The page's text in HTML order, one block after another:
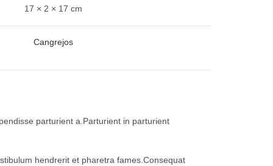
17 × 2 × 17 cm
Cangrejos
parturient a.Parturient in parturient
hendrerit et pharetra fames.Consequat